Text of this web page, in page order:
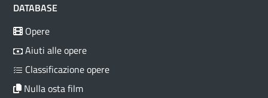
DATABASE
Opere
Aiuti alle opere
Classificazione opere
Nulla osta film